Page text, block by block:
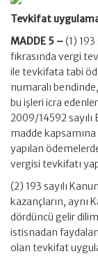
Tevkifat
MADDE 5 –(1)
fıkrasında vergi
ile tevkifata tabi
numaralı
bu işleri icra
2009/14592 sayılı
madde
yapılan
vergisi tevkifatı
(2) 193 sayılı
kazançların, aynı
dördüncü gelir
istisnadan
olan tevkifat